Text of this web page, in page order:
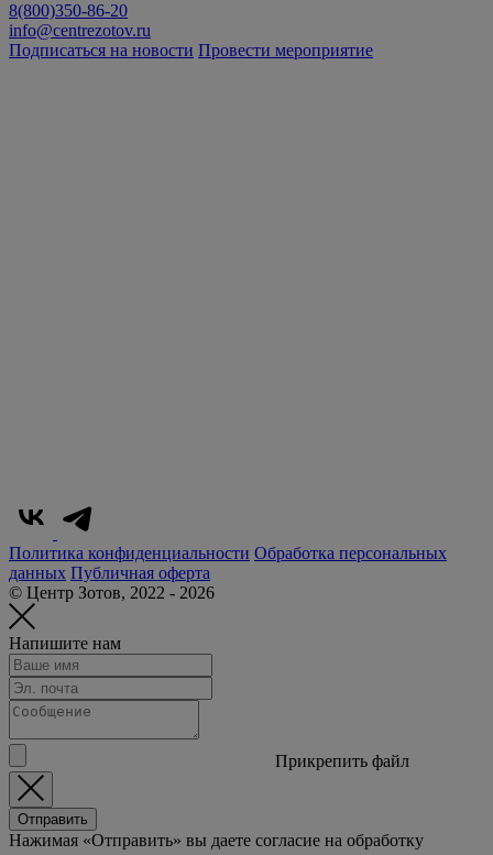
8(800)350-86-20
info@centrezotov.ru
Подписаться на новости Провести мероприятие
Политика конфиденциальности Обработка персональных
данных Публичная оферта
© Центр Зотов, 2022 - 2026
Напишите нам
Прикрепить файл
Отправить
Нажимая «Отправить» вы даете согласие на обработку